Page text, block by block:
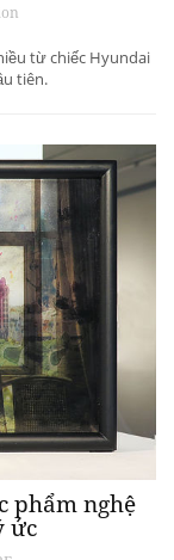
từ chiếc Hyundai
tiên.
phẩm nghệ
ức